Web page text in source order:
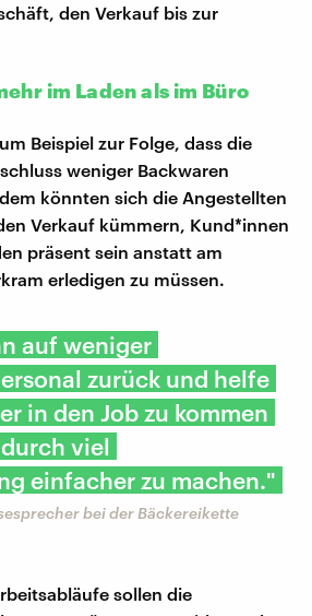
den Verkauf bis zur
im Laden als im Büro
Beispiel zur Folge, dass die
weniger Backwaren
könnten sich die Angestellten
Verkauf kümmern, Kund*innen
präsent sein anstatt am
erledigen zu müssen.
auf weniger
zurück und helfe
in den Job zu kommen
viel
einfacher zu machen."
bei der Bäckereikette
sollen die